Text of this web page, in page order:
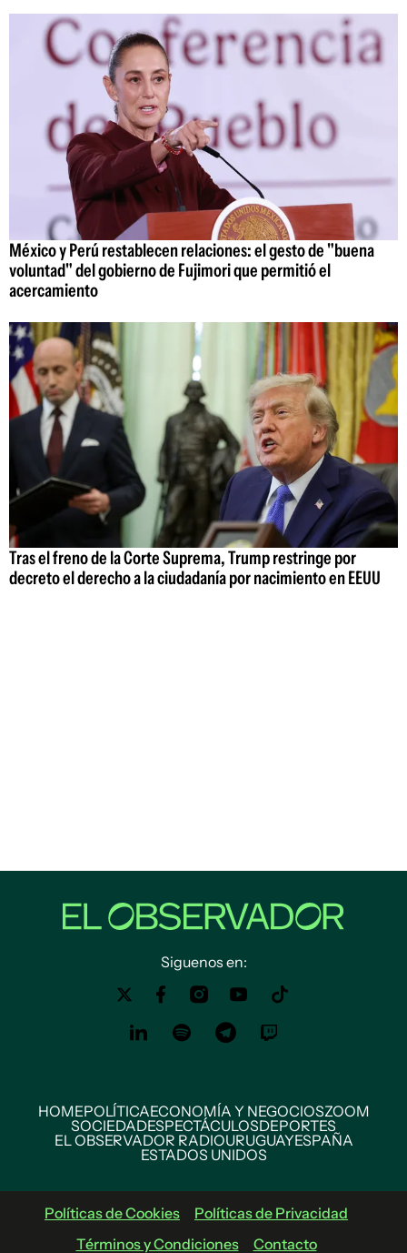
México y Perú restablecen relaciones: el gesto de "buena
voluntad" del gobierno de Fujimori que permitió el
acercamiento
Tras el freno de la Corte Suprema, Trump restringe por
decreto el derecho a la ciudadanía por nacimiento en EEUU
Siguenos en:
HOMEPOLÍTICAECONOMÍA Y NEGOCIOSZOOM
SOCIEDADESPECTÁCULOSDEPORTES
EL OBSERVADOR RADIOURUGUAYESPAÑA
ESTADOS UNIDOS
Políticas de Cookies
Políticas de Privacidad
Términos y Condiciones
Contacto